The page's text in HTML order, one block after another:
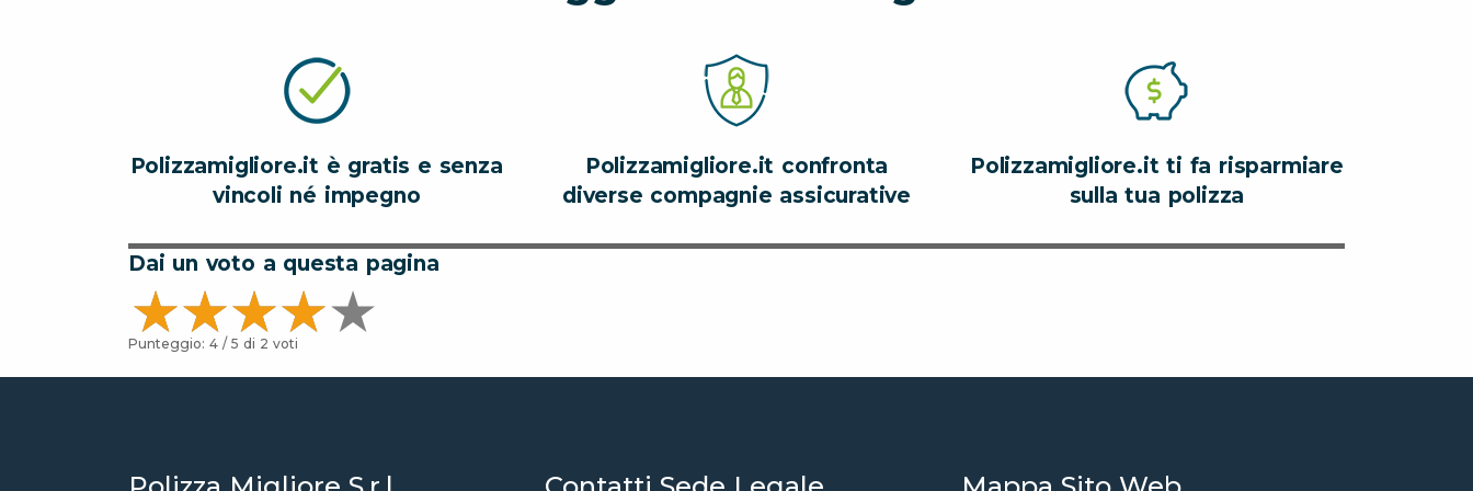
Polizzamigliore.it è gratis e senza
vincoli né impegno
Polizzamigliore.it confronta
diverse compagnie assicurative
Polizzamigliore.it ti fa risparmiare
sulla tua polizza
Dai un voto a questa pagina
Punteggio: 4 / 5 di 2 voti